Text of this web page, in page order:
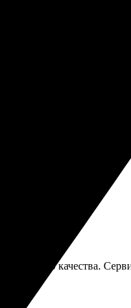
Оплатила и
разноцветные и
качества.